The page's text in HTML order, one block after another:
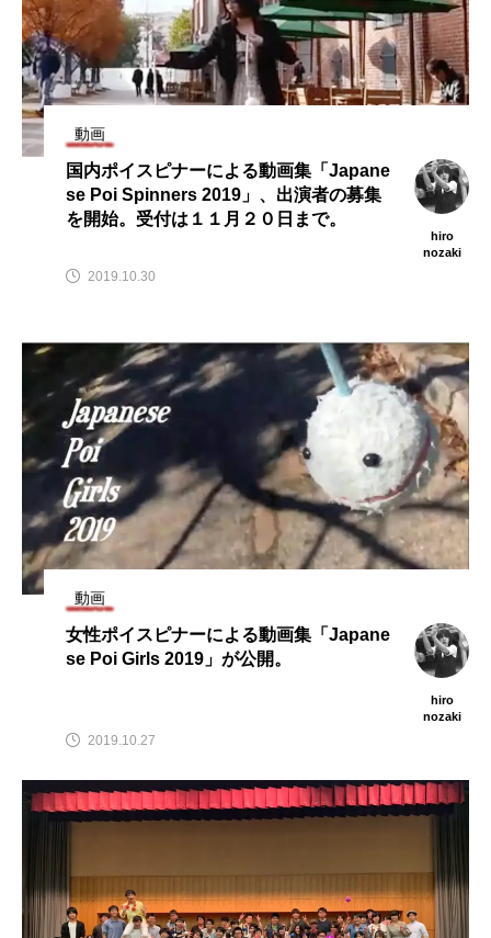
動画
国内ポイスピナーによる動画集「Japane
se Poi Spinners 2019」、出演者の募集
を開始。受付は１１月２０日まで。
hiro
nozaki
2019.10.30
動画
女性ポイスピナーによる動画集「Japane
se Poi Girls 2019」が公開。
hiro
nozaki
2019.10.27